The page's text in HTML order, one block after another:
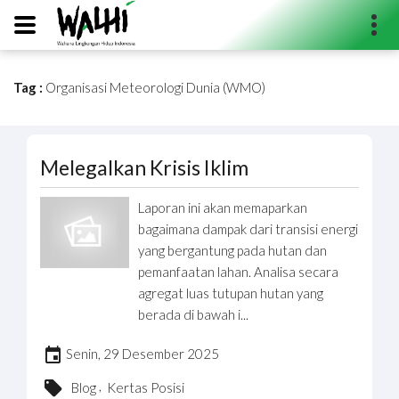
Search...
Tag : Organisasi Meteorologi Dunia (WMO)
Melegalkan Krisis Iklim
Laporan ini akan memaparkan
bagaimana dampak dari transisi energi
yang bergantung pada hutan dan
pemanfaatan lahan. Analisa secara
agregat luas tutupan hutan yang
berada di bawah i...
Senin, 29 Desember 2025
Blog , Kertas Posisi